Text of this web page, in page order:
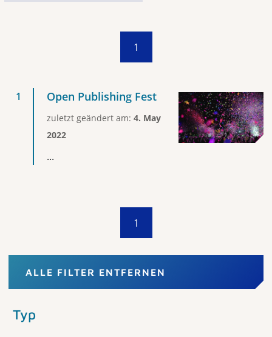
1
Open Publishing Fest
zuletzt geändert am: 4. May
2022
...
1
ALLE FILTER ENTFERNEN
Typ